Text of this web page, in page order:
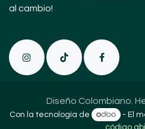
al cambio!
Diseño Colombiano.
Con la tecnología de - El